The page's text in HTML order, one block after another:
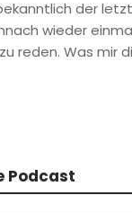
der
wieder
reden. Was mir
Podcast